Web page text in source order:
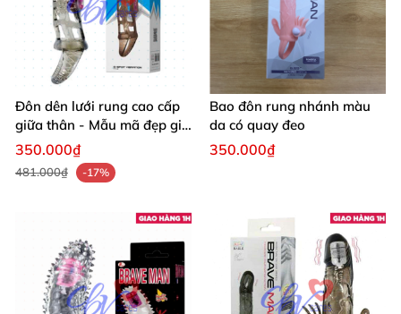
Đôn dên lưới rung cao cấp
giữa thân - Mẫu mã đẹp giá
tốt
350.000₫
481.000₫ -17%
Bao đôn rung nhánh màu
da có quay đeo
350.000₫